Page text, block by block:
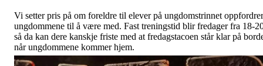
Vi setter pris på om foreldre til elever på ungdomstrinnet oppfordrer
ungdommene til å være med. Fast treningstid blir fredager fra 18-
så da kan dere kanskje friste med at fredagstacoen står klar på
når ungdommene kommer hjem.